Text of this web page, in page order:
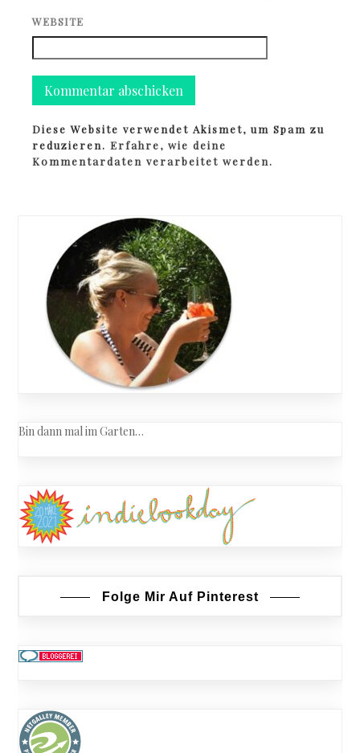
WEBSITE
Diese Website verwendet Akismet, um Spam zu
reduzieren.Erfahre, wie deine
Kommentardaten verarbeitet werden.
Bin dann mal im Garten…
Folge Mir Auf Pinterest